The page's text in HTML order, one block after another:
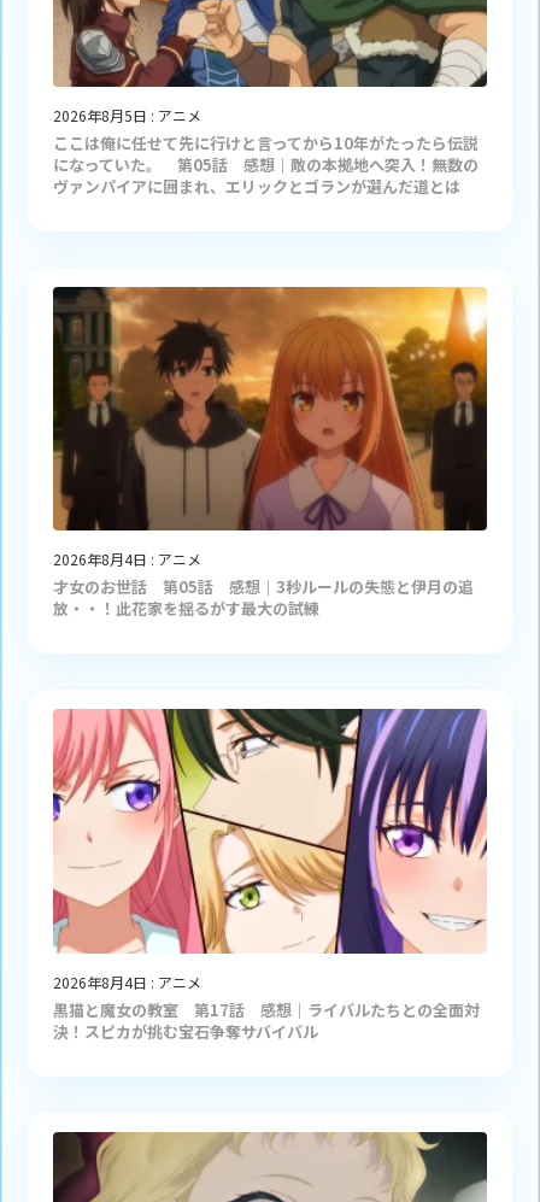
2026年8月5日 : アニメ
ここは俺に任せて先に行けと言ってから10年がたったら伝説
になっていた。 第05話 感想｜敵の本拠地へ突入！無数の
ヴァンパイアに囲まれ、エリックとゴランが選んだ道とは
2026年8月4日 : アニメ
才女のお世話 第05話 感想｜3秒ルールの失態と伊月の追
放・・！此花家を揺るがす最大の試練
2026年8月4日 : アニメ
黒猫と魔女の教室 第17話 感想｜ライバルたちとの全面対
決！スピカが挑む宝石争奪サバイバル